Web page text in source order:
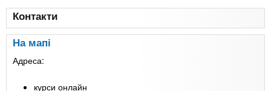
Контакти
На мапі
Адреса:
курси онлайн